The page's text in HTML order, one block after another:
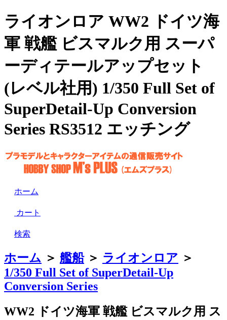
ライオンロア WW2 ドイツ海
軍 戦艦 ビスマルク用 スーパ
ーディテールアップセット
(レベル社用) 1/350 Full Set of
SuperDetail-Up Conversion
Series RS3512 エッチング
ホーム
カート
検索
ホーム ＞ 艦船＞ ライオンロア ＞
1/350 Full Set of SuperDetail-Up
Conversion Series
WW2 ドイツ海軍 戦艦 ビスマルク用 ス